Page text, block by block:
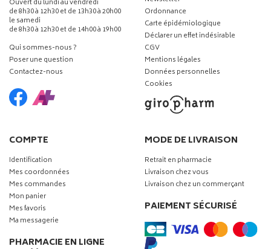
Ouvert du lundi au vendredi
de 8h30 à 12h30 et de 13h30 à 20h00
le samedi
de 8h30 à 12h30 et de 14h00 à 19h00
Qui sommes-nous ?
Poser une question
Contactez-nous
Ordonnance
Carte épidémiologique
Déclarer un effet indésirable
CGV
Mentions légales
Données personnelles
Cookies
COMPTE
Identification
Mes coordonnées
Mes commandes
Mon panier
Mes favoris
Ma messagerie
PHARMACIE EN LIGNE
MODE DE LIVRAISON
Retrait en pharmacie
Livraison chez vous
Livraison chez un commerçant
PAIEMENT SÉCURISÉ